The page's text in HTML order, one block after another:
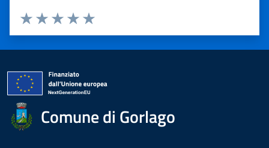
Valuta 5 stelle su 5
Valuta 4 stelle su 5
Valuta 3 stelle su 5
Valuta 2 stelle su 5
Valuta 1 stelle su 5
Comune di Gorlago